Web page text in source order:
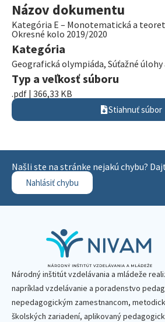
Názov dokumentu
Kategória E – Monotematická a
Okresné kolo 2019/2020
Kategória
Geografická olympiáda, Súťažné
Typ a veľkosť súboru
.pdf | 366,33 KB
Stiahnuť súbor
Našli ste na stránke nejakú chybu?
Nahlásiť chybu
Národný inštitút vzdelávania a mládeže
napríklad vzdelávanie a poradenstvo
nepedagogickým zamestnancom,
školských zariadení, aplikovaný